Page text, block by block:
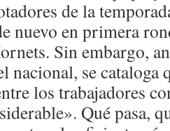
de la
nuevo en primera
Sin embargo,
nacional, se cataloga
los trabajadores
Qué pasa,